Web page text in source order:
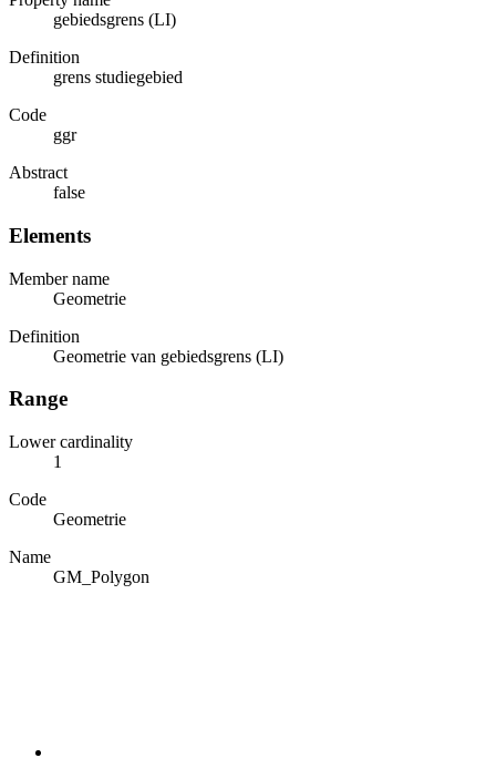
gebiedsgrens (LI)
Definition
grens studiegebied
Code
ggr
Abstract
false
Elements
Member name
Geometrie
Definition
Geometrie van gebiedsgrens (LI)
Range
Lower cardinality
1
Code
Geometrie
Name
GM_Polygon